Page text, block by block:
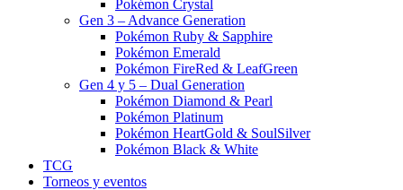
Pokémon Crystal
Gen 3 – Advance Generation
Pokémon Ruby & Sapphire
Pokémon Emerald
Pokémon FireRed & LeafGreen
Gen 4 y 5 – Dual Generation
Pokémon Diamond & Pearl
Pokémon Platinum
Pokémon HeartGold & SoulSilver
Pokémon Black & White
TCG
Torneos y eventos